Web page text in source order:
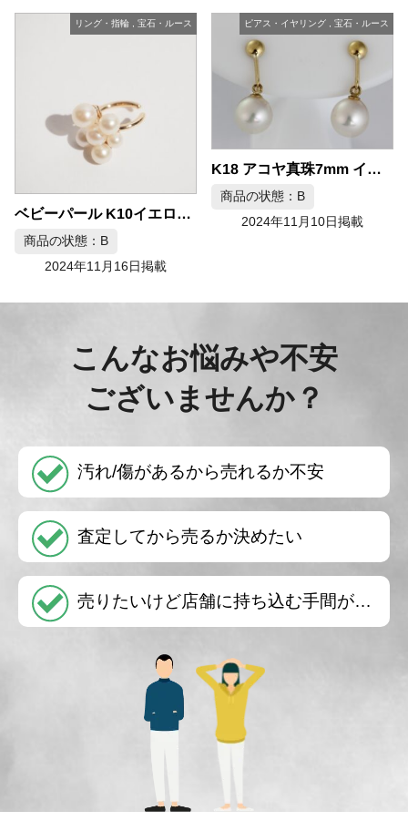
リング・指輪, 宝石・ルース
ベビーパール K10イエローゴールド イヤーカフ
商品の状態：B
2024年11月16日掲載
ピアス・イヤリング 宝石・ルース
K18 アコヤ真珠7mm イヤリング
商品の状態：B
2024年11月10日掲載
こんなお悩みや不安
ございませんか？
汚れ/傷があるから売れるか不安
査定してから売るか決めたい
売りたいけど店舗に持ち込む手間が…